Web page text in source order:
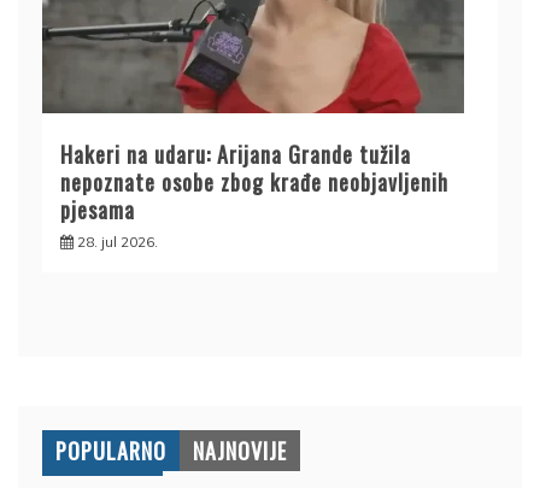
Hakeri na udaru: Arijana Grande tužila
nepoznate osobe zbog krađe neobjavljenih
pjesama
28. jul 2026.
POPULARNO NAJNOVIJE